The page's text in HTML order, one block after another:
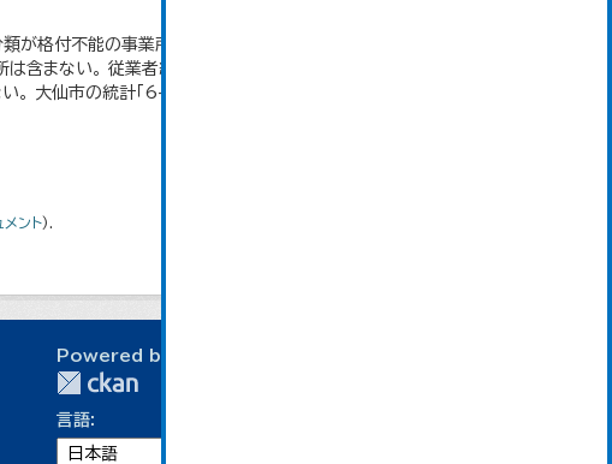
が格付不能の事業所、卸売の商品販売額（仲立手数料を除
まない。 従業者総数は「個人業主」、「無給家族従業者」、
。 大仙市の統計「6-2...
ント).
Powered by
言語